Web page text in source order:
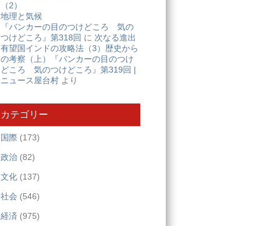
（2）
地理と気候
『バンカーの目のつけどころ 気の
つけどころ』第318回 に 次なる進出
有望国インドの攻略法（3）歴史から
の考察（上）『バンカーの目のつけ
どころ 気のつけどころ』第319回 |
ニュース屋台村 より
カテゴリー
国際 (173)
政治 (82)
文化 (137)
社会 (546)
経済 (975)